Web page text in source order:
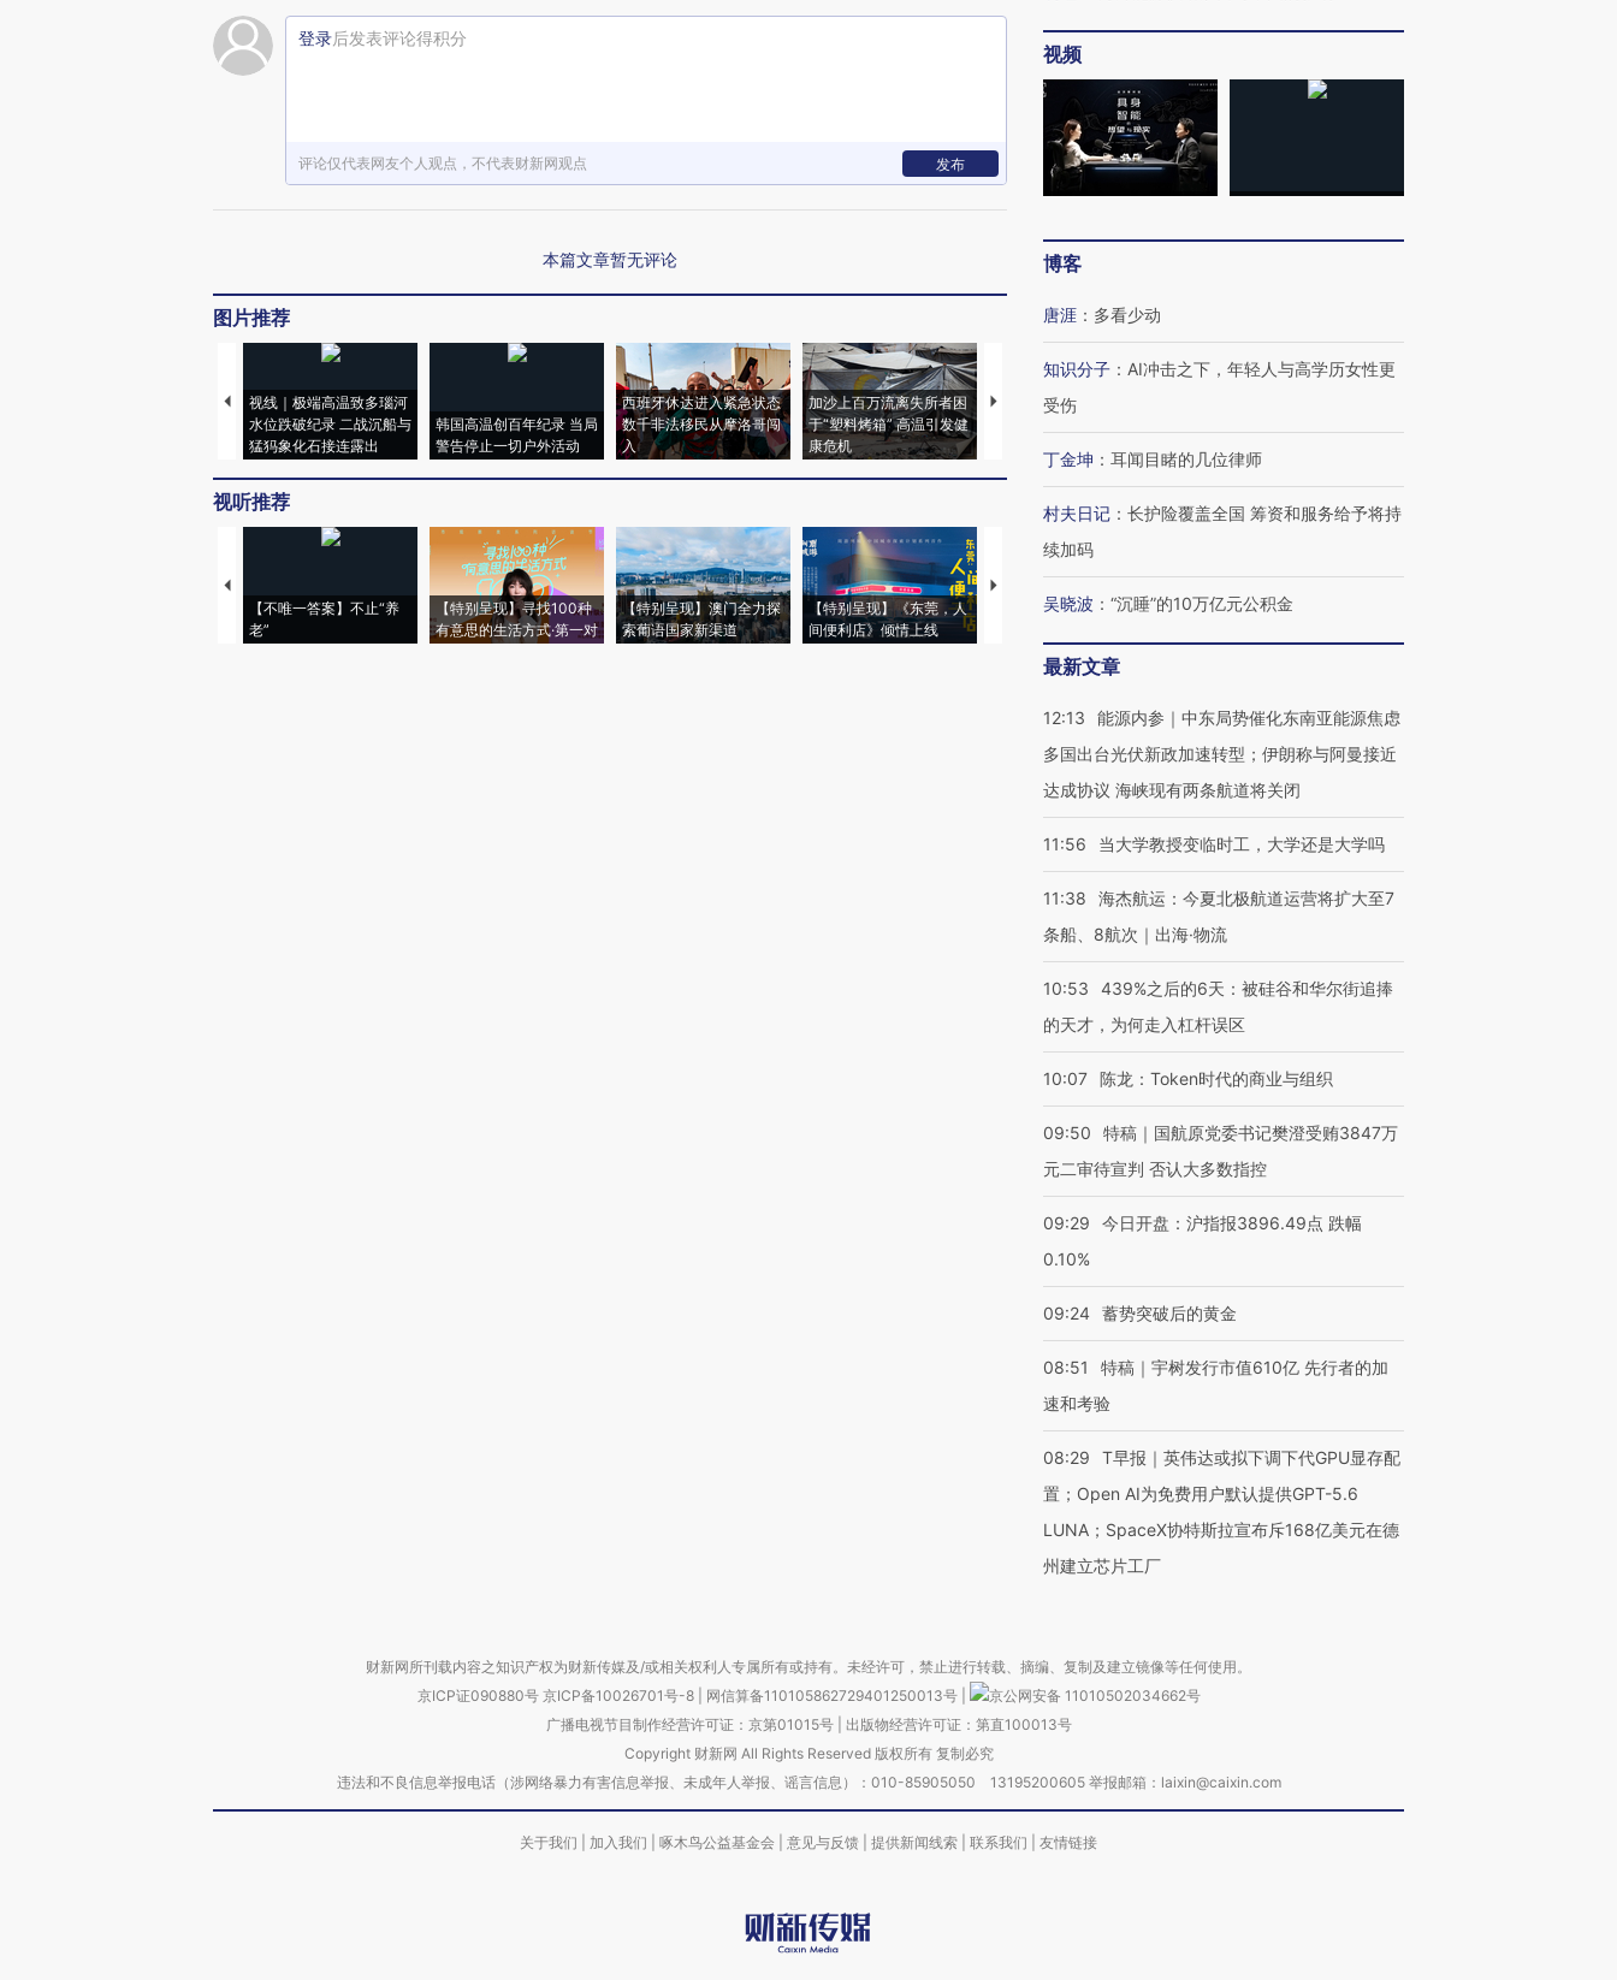
登录后发表评论得积分
评论仅代表网友个人观点，不代表财新网观点 发布
本篇文章暂无评论
图片推荐
视线｜极端高温致多瑙河
水位跌破纪录 二战沉船与
猛犸象化石接连露出
韩国高温创百年纪录 当局
警告停止一切户外活动
西班牙休达进入紧急状态
数千非法移民从摩洛哥闯
入
加沙上百万流离失所者困
于“塑料烤箱” 高温引发健
康危机
视线｜HYROX的吸金
视听推荐
【不唯一答案】不止“养
老”
【特别呈现】寻找100种
有意思的生活方式·第一对
【特别呈现】澳门全力探
索葡语国家新渠道
【特别呈现】《东莞，人
间便利店》倾情上线
【推广】走进第四届链博
会，让数智科技“链”接产
【特别呈现】寻找100种
视频
博客
唐涯 ： 多看少动
知识分子 ： AI冲击之下，年轻人与高学历女性更
受伤
丁金坤 ： 耳闻目睹的几位律师
村夫日记 ： 长护险覆盖全国 筹资和服务给予将持
续加码
吴晓波 ： “沉睡”的10万亿元公积金
最新文章
12:13
能源内参｜中东局势催化东南亚能源焦虑
多国出台光伏新政加速转型；伊朗称与阿曼接近
达成协议 海峡现有两条航道将关闭
11:56 当大学教授变临时工，大学还是大学吗
11:38
海杰航运：今夏北极航道运营将扩大至7
条船、8航次｜出海·物流
10:53
439%之后的6天：被硅谷和华尔街追捧
的天才，为何走入杠杆误区
10:07 陈龙：Token时代的商业与组织
09:50
特稿｜国航原党委书记樊澄受贿3847万
元二审待宣判 否认大多数指控
09:29
今日开盘：沪指报3896.49点 跌幅
0.10%
09:24 蓄势突破后的黄金
08:51
特稿｜宇树发行市值610亿 先行者的加
速和考验
08:29
T早报｜英伟达或拟下调下代GPU显存配
置；Open AI为免费用户默认提供GPT-5.6
LUNA；SpaceX协特斯拉宣布斥168亿美元在德
州建立芯片工厂
财新网所刊载内容之知识产权为财新传媒及/或相关权利人专属所有或持有。未经许可，禁止进行转载、摘编、复制及建立镜像等任何使用。
京ICP证090880号 京ICP备10026701号-8 网信算备110105862729401250013号
京公网安备 11010502034662号
广播电视节目制作经营许可证：京第01015号| 出版物经营许可证：第直100013号
Copyright 财新网 All Rights Reserved 版权所有 复制必究
违法和不良信息举报电话（涉网络暴力有害信息举报、未成年人举报、谣言信息）：010-85905050 13195200605 举报邮箱：laixin@caixin.com
关于我们 加入我们 啄木鸟公益基金会 意见与反馈 提供新闻线索 联系我们 友情链接